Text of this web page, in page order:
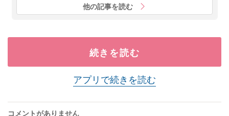
他の記事を読む
続きを読む
アプリで続きを読む
コメントがありません